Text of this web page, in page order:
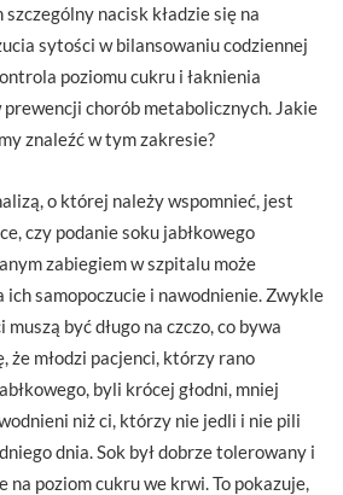
nacisk kładzie się na
sytości w bilansowaniu codziennej
poziomu cukru i łaknienia
chorób metabolicznych. Jakie
znaleźć w tym zakresie?
o której należy wspomnieć, jest
czy podanie soku jabłkowego
zabiegiem w szpitalu może
ich samopoczucie i nawodnienie. Zwykle
być długo na czczo, co bywa
że młodzi pacjenci, którzy rano
byli krócej głodni, mniej
niż ci, którzy nie jedli i nie pili
dnia. Sok był dobrze tolerowany i
na poziom cukru we krwi. To pokazuje,